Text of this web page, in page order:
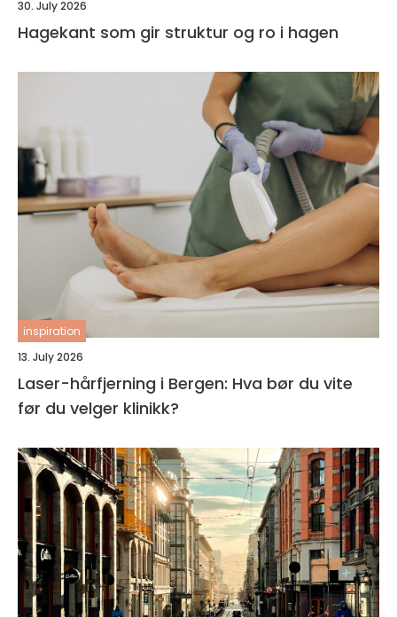
30. July 2026
Hagekant som gir struktur og ro i hagen
inspiration
13. July 2026
Laser-hårfjerning i Bergen: Hva bør du vite
før du velger klinikk?